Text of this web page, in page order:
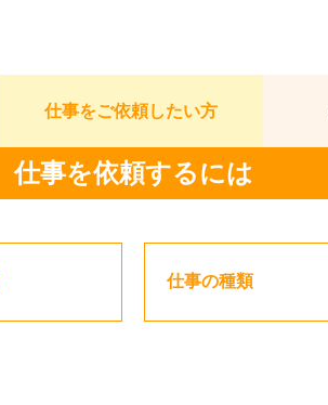
仕事をご依頼したい方
仕事を依頼するには
仕事の種類